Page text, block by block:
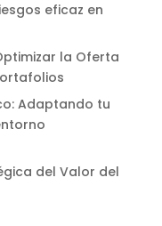
eficaz en
la Oferta
Adaptando tu
del Valor del